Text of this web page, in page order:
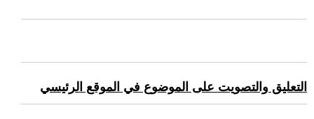
التعليق والتصويت على الموضوع في الموقع الرئيسي